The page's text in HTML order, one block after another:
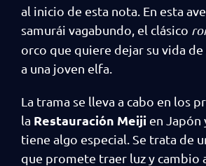
al inicio de esta nota. En esta
samurái vagabundo, el clásico
orco que quiere dejar su vida de
a una joven elfa.
La trama se lleva a cabo en los
la Restauración Meiji en Japón
tiene algo especial. Se trata de
que promete traer luz y cambio